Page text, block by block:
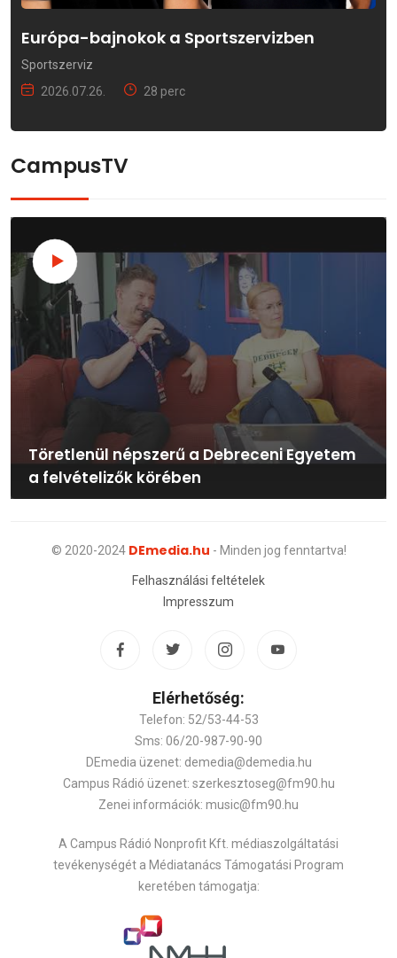
Európa-bajnokok a Sportszervizben
Sportszerviz
2026.07.26.
28 perc
CampusTV
Töretlenül népszerű a Debreceni Egyetem
a felvételizők körében
© 2020-2024 DEmedia.hu - Minden jog fenntartva!
Felhasználási feltételek
Impresszum
Elérhetőség:
Telefon: 52/53-44-53
Sms: 06/20-987-90-90
DEmedia üzenet: demedia@demedia.hu
Campus Rádió üzenet: szerkesztoseg@fm90.hu
Zenei információk: music@fm90.hu
A Campus Rádió Nonprofit Kft. médiaszolgáltatási
tevékenységét a Médiatanács Támogatási Program
keretében támogatja: